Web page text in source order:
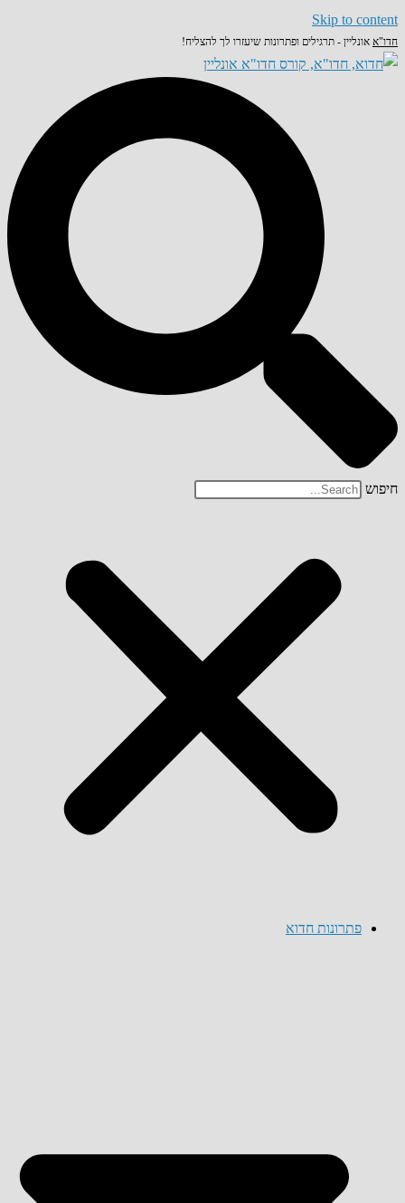
Skip to content
חדו"א אונליין - תרגילים ופתרונות שיעזרו לך להצליח!
חיפוש
פתרונות חדוא